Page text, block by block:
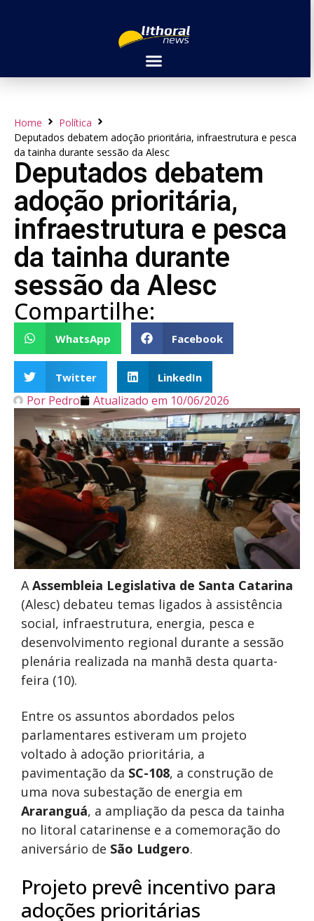
Home
Política
Deputados debatem adoção prioritária, infraestrutura e pesca
da tainha durante sessão da Alesc
Deputados debatem
adoção prioritária,
infraestrutura e pesca
da tainha durante
sessão da Alesc
Compartilhe:
WhatsApp Facebook
Twitter LinkedIn
Por Pedro Atualizado em 10/06/2026
AAssembleia Legislativa de Santa Catarina
(Alesc) debateu temas ligados à assistência
social, infraestrutura, energia, pesca e
desenvolvimento regional durante a sessão
plenária realizada na manhã desta quarta-
feira (10).
Entre os assuntos abordados pelos
parlamentares estiveram um projeto
voltado à adoção prioritária, a
pavimentação da SC-108, a construção de
uma nova subestação de energia em
Araranguá, a ampliação da pesca da tainha
no litoral catarinense e a comemoração do
aniversário de São Ludgero.
Projeto prevê incentivo para
adoções prioritárias